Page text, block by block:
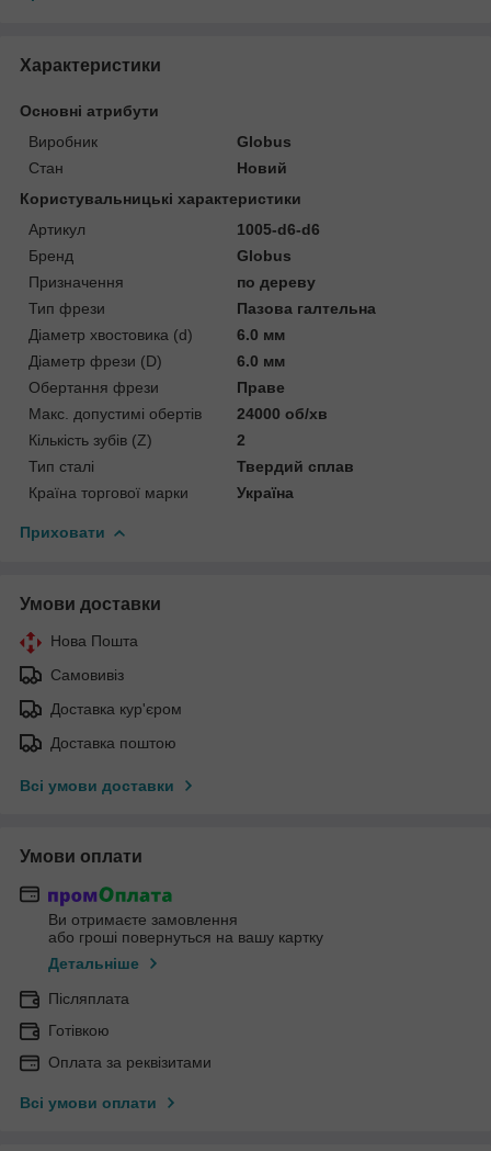
Характеристики
Основні атрибути
Виробник
Globus
Стан
Новий
Користувальницькі характеристики
Артикул
1005-d6-d6
Бренд
Globus
Призначення
по дереву
Тип фрези
Пазова галтельна
Діаметр хвостовика (d)
6.0 мм
Діаметр фрези (D)
6.0 мм
Обертання фрези
Праве
Макс. допустимі обертів
24000 об/хв
Кількість зубів (Z)
2
Тип сталі
Твердий сплав
Країна торгової марки
Україна
Приховати
Умови доставки
Нова Пошта
Самовивіз
Доставка кур'єром
Доставка поштою
Всі умови доставки
Умови оплати
Ви отримаєте замовлення
або гроші повернуться на вашу картку
Детальніше
Післяплата
Готівкою
Оплата за реквізитами
Всі умови оплати